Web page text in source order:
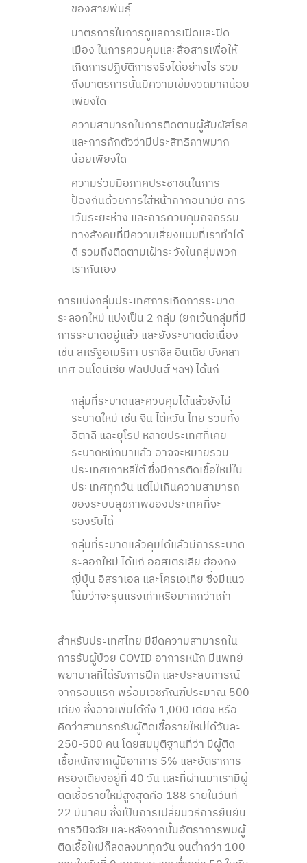
ของสายพันธุ์
มาตรการในการดูแลการเปิดและปิด
เมือง ในการควบคุมและสื่อสารเพื่อให้
เกิดการปฏิบัติการจริงได้อย่างไร รวม
ถึงมาตรการนั้นมีความเข้มงวดมากน้อย
เพียงใด
ความสามารถในการติดตามผู้สัมผัสโรค
และการกักตัวว่ามีประสิทธิภาพมาก
น้อยเพียงใด
ความร่วมมือภาคประชาชนในการ
ป้องกันด้วยการใส่หน้ากากอนามัย การ
เว้นระยะห่าง และการควบคุมกิจกรรม
ทางสังคมที่มีความเสี่ยงแบบที่เราทำได้
ดี รวมถึงติดตามเฝ้าระวังในกลุ่มพวก
เรากันเอง
การแบ่งกลุ่มประเทศการเกิดการระบาด
ระลอกใหม่ แบ่งเป็น 2 กลุ่ม (ยกเว้นกลุ่มที่มี
การระบาดอยู่แล้ว และยังระบาดต่อเนื่อง
เช่น สหรัฐอเมริกา บราซิล อินเดีย บังคลา
เทศ อินโดนีเซีย ฟิลิปปินส์ ฯลฯ) ได้แก่
กลุ่มที่ระบาดและควบคุมได้แล้วยังไม่
ระบาดใหม่ เช่น จีน ไต้หวัน ไทย รวมทั้ง
อิตาลี และยุโรป หลายประเทศที่เคย
ระบาดหนักมาแล้ว อาจจะหมายรวม
ประเทศเกาหลีใต้ ซึ่งมีการติดเชื้อใหม่ใน
ประเทศทุกวัน แต่ไม่เกินความสามารถ
ของระบบสุขภาพของประเทศที่จะ
รองรับได้
กลุ่มที่ระบาดแล้วคุมได้แล้วมีการระบาด
ระลอกใหม่ ได้แก่ ออสเตรเลีย ฮ่องกง
ญี่ปุ่น อิสราเอล และโครเอเทีย ซึ่งมีแนว
โน้มว่าจะรุนแรงเท่าหรือมากกว่าเก่า
สำหรับประเทศไทย มีขีดความสามารถใน
การรับผู้ป่วย COVID อาการหนัก มีแพทย์
พยาบาลที่ได้รับการฝึก และประสบการณ์
จากรอบแรก พร้อมเวชภัณฑ์ประมาณ 500
เตียง ซึ่งอาจเพิ่มได้ถึง 1 ,000 เตียง หรือ
คิดว่าสามารถรับผู้ติดเชื้อรายใหม่ได้วันละ
250-500 คน โดยสมมุติฐานที่ว่า มีผู้ติด
เชื้อหนักจากผู้มีอาการ 5% และอัตราการ
ครองเตียงอยู่ที่ 40 วัน และที่ผ่านมาเรามีผู้
ติดเชื้อรายใหม่สูงสุดคือ 188 รายในวันที่
22 มีนาคม ซึ่งเป็นการเปลี่ยนวิธีการยืนยัน
การวินิจฉัย และหลังจากนั้นอัตราการพบผู้
ติดเชื้อใหม่ก็ลดลงมาทุกวัน จนต่ำกว่า 100